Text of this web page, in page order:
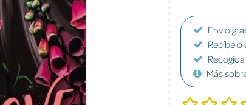
Envío
Recíbelo
Más